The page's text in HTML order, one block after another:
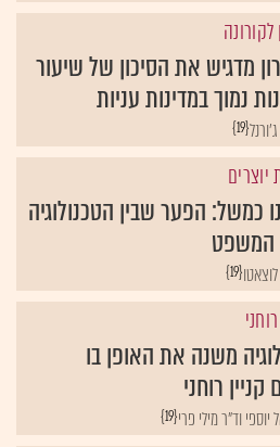
לקורונה
מדגיש את הסיכון של שיעור
נמוך במדינות עניות
{19}
יוצרים
כמשל: הפער שבין הטכנולוגיה
המשפט
{19}
משנה את האופן בו
רוחני
{19}יוספי וד"ר מילי פרי